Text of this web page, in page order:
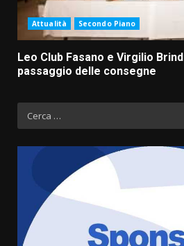
Attualità Secondo Piano
Leo Club Fasano e Virgilio
passaggio delle consegne
Ricerca
per: